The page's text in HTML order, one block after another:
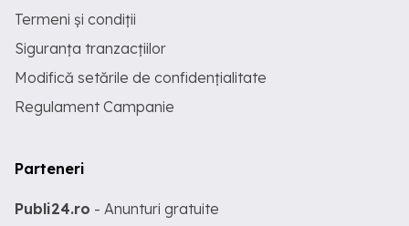
Termeni și condiții
Siguranța tranzacțiilor
Modifică setările de confidențialitate
Regulament Campanie
Parteneri
Publi24.ro - Anunturi gratuite